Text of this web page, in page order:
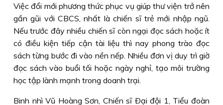
Việc đổi mới phương thức phục vụ giúp thư viện trở nên
gần gũi với CBCS, nhất là chiến sĩ trẻ mới nhập ngũ.
Nếu trước đây nhiều chiến sĩ còn ngại đọc sách hoặc ít
có điều kiện tiếp cận tài liệu thì nay phong trào đọc
sách từng bước đi vào nền nếp. Nhiều đơn vị duy trì giờ
đọc sách vào buổi tối hoặc ngày nghỉ, tạo môi trường
học tập lành mạnh trong doanh trại.
Binh nhì Vũ Hoàng Sơn, Chiến sĩ Ðại đội 1, Tiểu đoàn